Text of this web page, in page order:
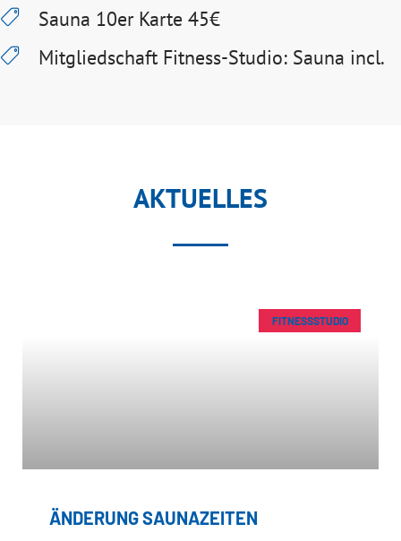
Sauna 10er Karte 45€
Mitgliedschaft Fitness-Studio: Sauna incl.
AKTUELLES
FITNESSSTUDIO
ÄNDERUNG SAUNAZEITEN